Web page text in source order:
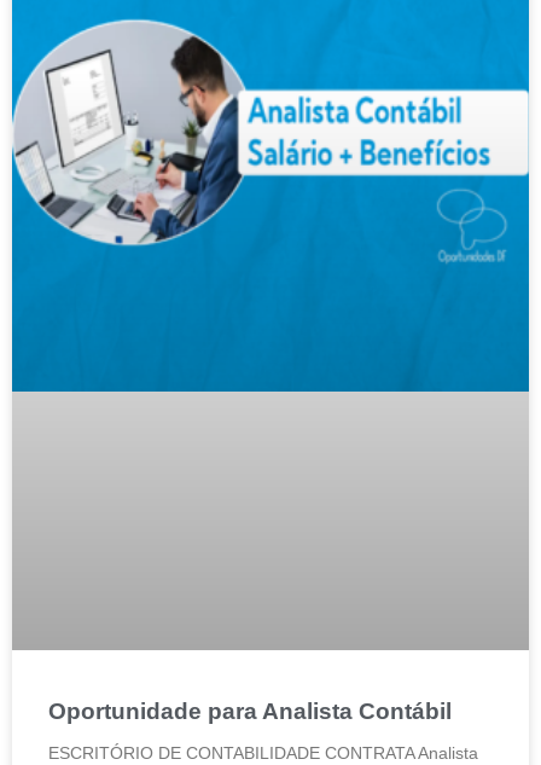
Oportunidade para Analista Contábil
ESCRITÓRIO DE CONTABILIDADE CONTRATA Analista